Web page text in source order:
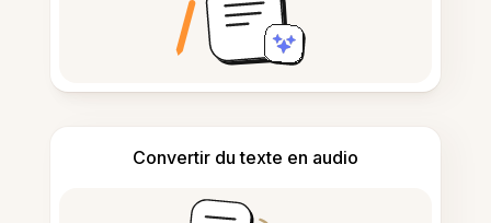
Convertir du texte en audio